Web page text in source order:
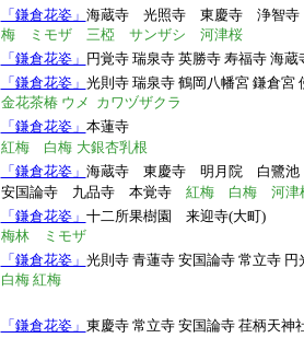
「鎌倉花姿」 海蔵寺 光照寺 東慶寺 浄智
梅 ミモザ 三椏 サンザシ 河津桜
「鎌倉花姿」 円覚寺 瑞泉寺 英勝寺 寿福寺 海
「鎌倉花姿」 光則寺 瑞泉寺 鶴岡八幡宮 鎌倉宮
金花茶椿 ウメ カワヅザクラ
「鎌倉花姿」 本蓮寺
紅梅 白梅 大銀杏乳根
「鎌倉花姿」 海蔵寺 東慶寺 明月院 白鷺
安国論寺 九品寺 本覚寺 紅梅 白梅 河津
「鎌倉花姿」 十二所果樹園 来迎寺(大町)
梅林 ミモザ
「鎌倉花姿」 光則寺 青蓮寺 安国論寺 常立寺
白梅 紅梅
「鎌倉花姿」 東慶寺 常立寺 安国論寺 荏柄天神